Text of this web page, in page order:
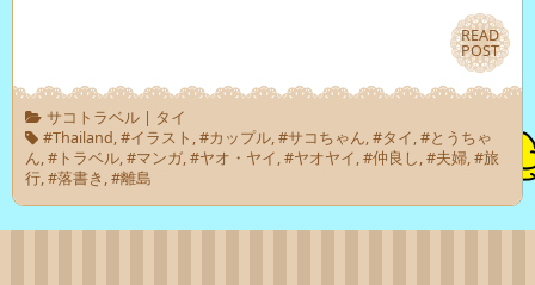
READ
POST
READ
POST
サコトラベル| タイ
#Thailand,#イラスト ,#カップル,#サコちゃん,#タイ,#とうちゃ
ん,#トラベル,#マンガ,#ヤオ・ヤイ,#ヤオヤイ,#仲良し,#夫婦,#旅
行,#落書き ,#離島